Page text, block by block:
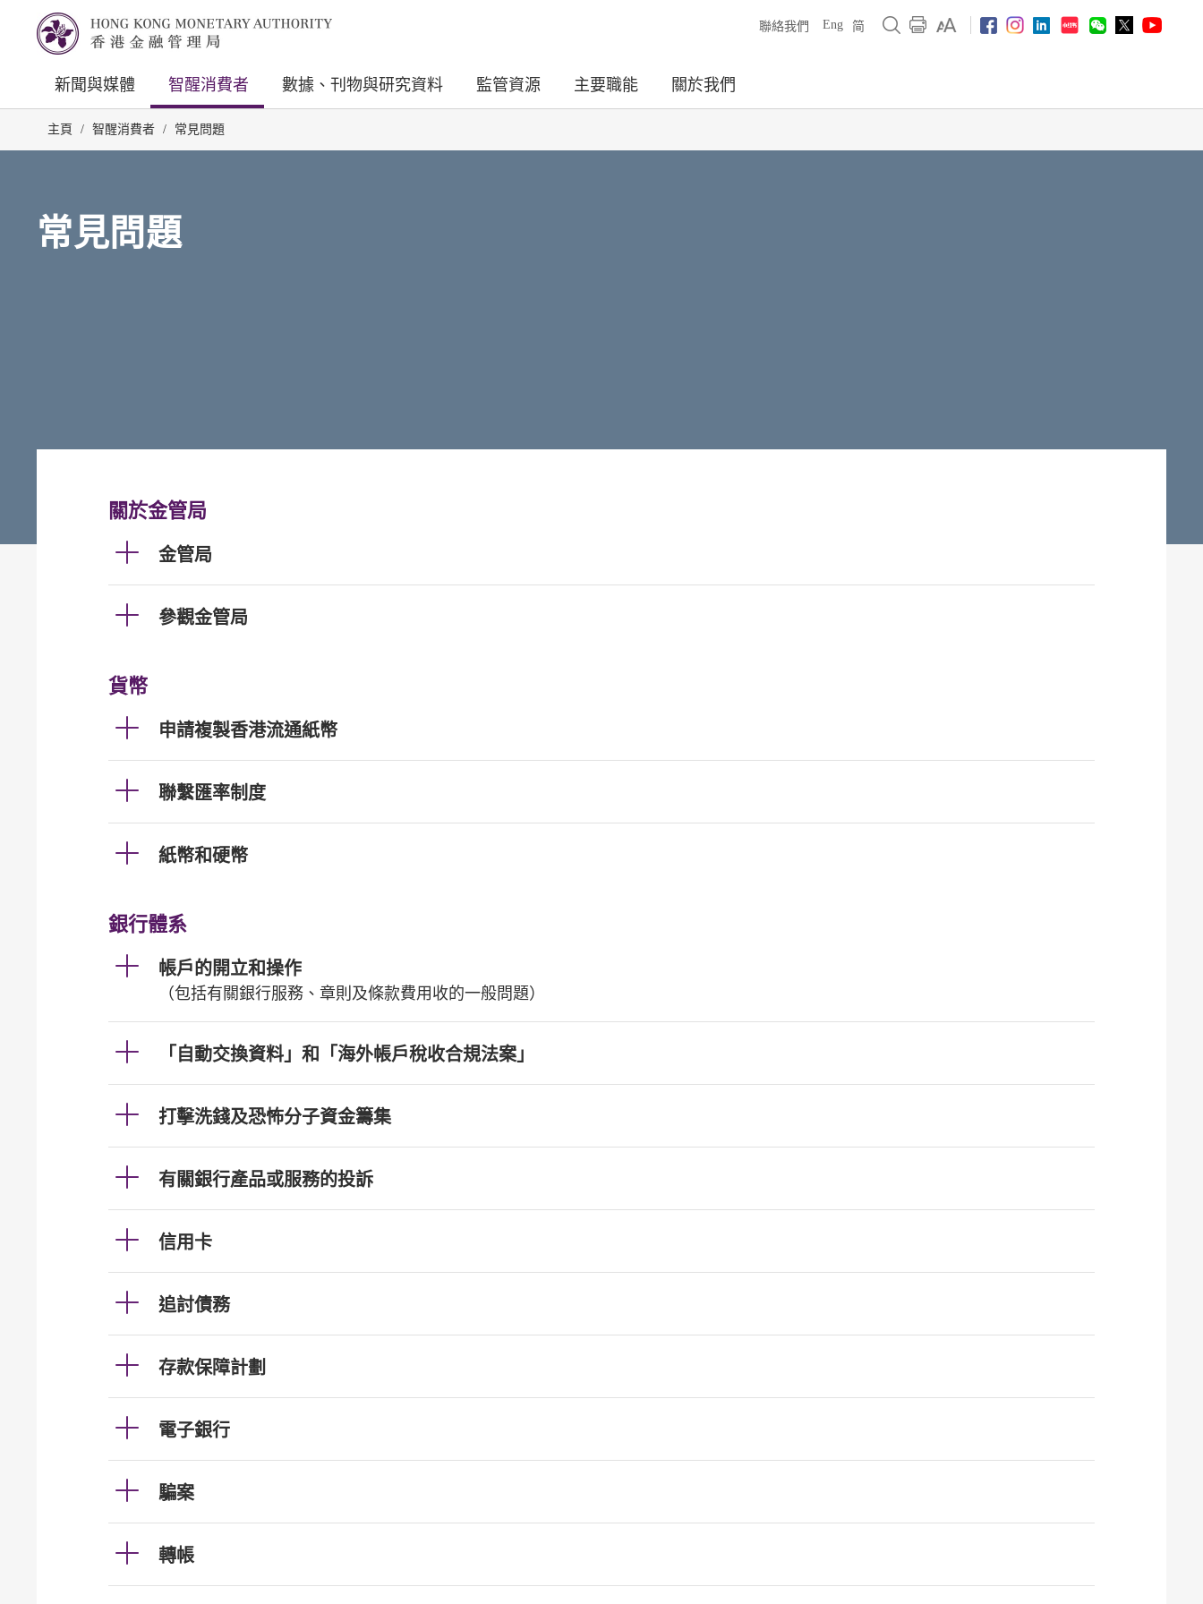
聯絡我們 Eng 简
新聞與媒體 智醒消費者 數據、刊物與研究資料 監管資源 主要職能 關於我們
主頁 / 智醒消費者 / 常見問題
常見問題
關於金管局
金管局
參觀金管局
貨幣
申請複製香港流通紙幣
聯繫匯率制度
紙幣和硬幣
銀行體系
帳戶的開立和操作
（包括有關銀行服務、章則及條款費用收的一般問題）
「自動交換資料」和「海外帳戶稅收合規法案」
打擊洗錢及恐怖分子資金籌集
有關銀行產品或服務的投訴
信用卡
追討債務
存款保障計劃
電子銀行
騙案
轉帳